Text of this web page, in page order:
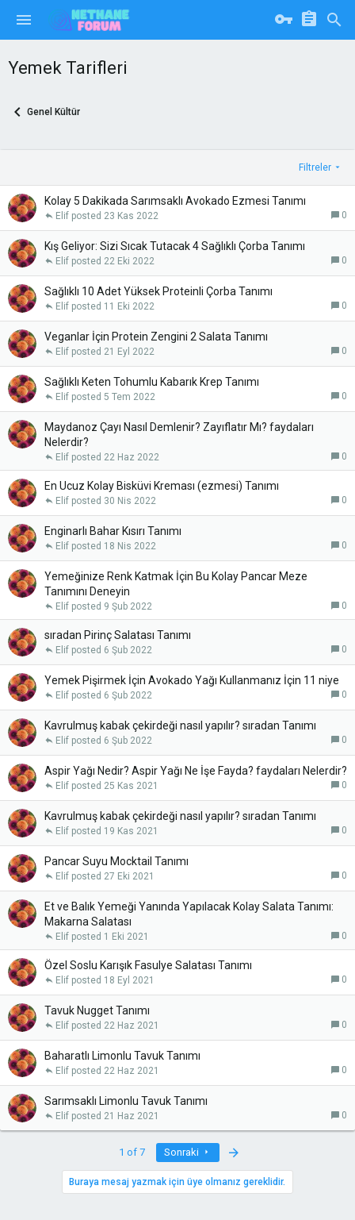
Yemek Tarifleri
Genel Kültür
Filtreler
Kolay 5 Dakikada Sarımsaklı Avokado Ezmesi Tanımı
0
23 Kas 2022
Elif
Kış Geliyor: Sizi Sıcak Tutacak 4 Sağlıklı Çorba Tanımı
0
22 Eki 2022
Elif
Sağlıklı 10 Adet Yüksek Proteinli Çorba Tanımı
0
11 Eki 2022
Elif
Veganlar İçin Protein Zengini 2 Salata Tanımı
0
21 Eyl 2022
Elif
Sağlıklı Keten Tohumlu Kabarık Krep Tanımı
0
5 Tem 2022
Elif
Maydanoz Çayı Nasıl Demlenir? Zayıflatır Mı? faydaları
Nelerdir?
0
22 Haz 2022
Elif
En Ucuz Kolay Bisküvi Kreması (ezmesi) Tanımı
0
30 Nis 2022
Elif
Enginarlı Bahar Kısırı Tanımı
0
18 Nis 2022
Elif
Yemeğinize Renk Katmak İçin Bu Kolay Pancar Meze
Tanımını Deneyin
0
9 Şub 2022
Elif
sıradan Pirinç Salatası Tanımı
0
6 Şub 2022
Elif
Yemek Pişirmek İçin Avokado Yağı Kullanmanız İçin 11 niye
0
6 Şub 2022
Elif
Kavrulmuş kabak çekirdeği nasıl yapılır? sıradan Tanımı
0
6 Şub 2022
Elif
Aspir Yağı Nedir? Aspir Yağı Ne İşe Fayda? faydaları Nelerdir?
0
25 Kas 2021
Elif
Kavrulmuş kabak çekirdeği nasıl yapılır? sıradan Tanımı
0
19 Kas 2021
Elif
Pancar Suyu Mocktail Tanımı
0
27 Eki 2021
Elif
Et ve Balık Yemeği Yanında Yapılacak Kolay Salata Tanımı:
Makarna Salatası
0
1 Eki 2021
Elif
Özel Soslu Karışık Fasulye Salatası Tanımı
0
18 Eyl 2021
Elif
Tavuk Nugget Tanımı
0
22 Haz 2021
Elif
Baharatlı Limonlu Tavuk Tanımı
0
22 Haz 2021
Elif
Sarımsaklı Limonlu Tavuk Tanımı
0
21 Haz 2021
Elif
1 of 7 Sonraki
Buraya mesaj yazmak için üye olmanız gereklidir.